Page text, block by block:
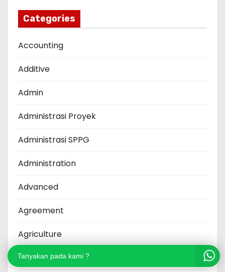
Categories
Accounting
Additive
Admin
Administrasi Proyek
Administrasi SPPG
Administration
Advanced
Agreement
Agriculture
Air bersih
Tanyakan pada kami ?